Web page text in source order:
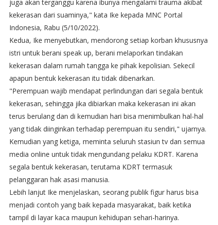
juga akan terganggu karena ibunya mengalami trauma akibat
kekerasan dari suaminya," kata Ike kepada MNC Portal
Indonesia, Rabu (5/10/2022).
Kedua, Ike menyebutkan, mendorong setiap korban khususnya
istri untuk berani speak up, berani melaporkan tindakan
kekerasan dalam rumah tangga ke pihak kepolisian. Sekecil
apapun bentuk kekerasan itu tidak dibenarkan.
"Perempuan wajib mendapat perlindungan dari segala bentuk
kekerasan, sehingga jika dibiarkan maka kekerasan ini akan
terus berulang dan di kemudian hari bisa menimbulkan hal-hal
yang tidak diinginkan terhadap perempuan itu sendiri," ujarnya.
Kemudian yang ketiga, meminta seluruh stasiun tv dan semua
media online untuk tidak mengundang pelaku KDRT. Karena
segala bentuk kekerasan, terutama KDRT termasuk
pelanggaran hak asasi manusia.
Lebih lanjut Ike menjelaskan, seorang publik figur harus bisa
menjadi contoh yang baik kepada masyarakat, baik ketika
tampil di layar kaca maupun kehidupan sehari-harinya.